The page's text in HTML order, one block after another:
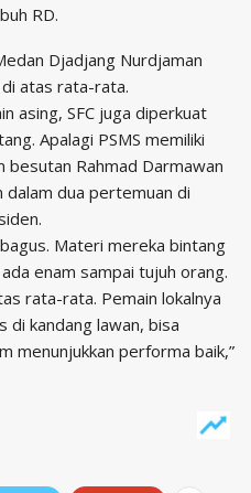
RD.
Djadjang Nurdjaman
atas rata-rata.
asing, SFC juga diperkuat
Apalagi PSMS memiliki
Rahmad Darmawan
dalam dua pertemuan di
Materi mereka bintang
enam sampai tujuh orang.
rata-rata. Pemain lokalnya
di kandang lawan, bisa
menunjukkan performa baik,”